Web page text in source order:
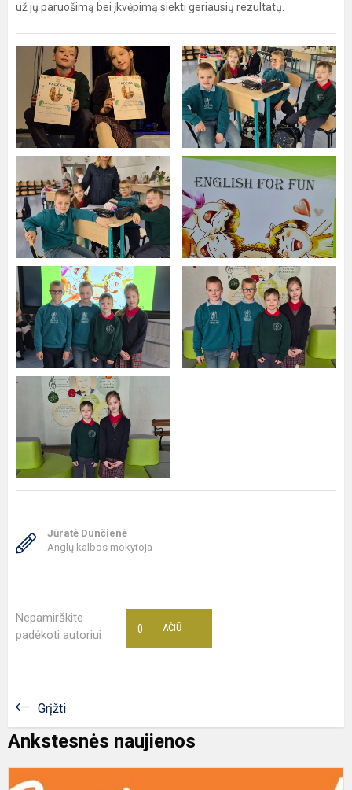
už jų paruošimą bei įkvėpimą siekti geriausių rezultatų.
Jūratė Dunčienė
Anglų kalbos mokytoja
Nepamirškite
padėkoti autoriui
AČIŪ
0
Grįžti
Ankstesnės naujienos